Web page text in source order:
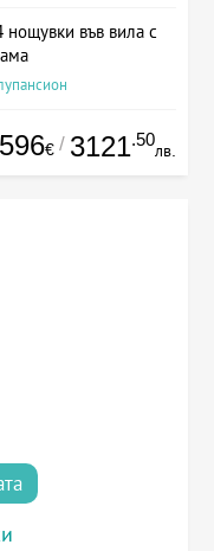
във вила с
€ / 3121.50
лв.